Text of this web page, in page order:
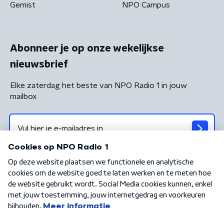
Gemist NPO Campus
Abonneer je op onze wekelijkse
nieuwsbrief
Elke zaterdag het beste van NPO Radio 1 in jouw
mailbox
Algemene voorwaarden